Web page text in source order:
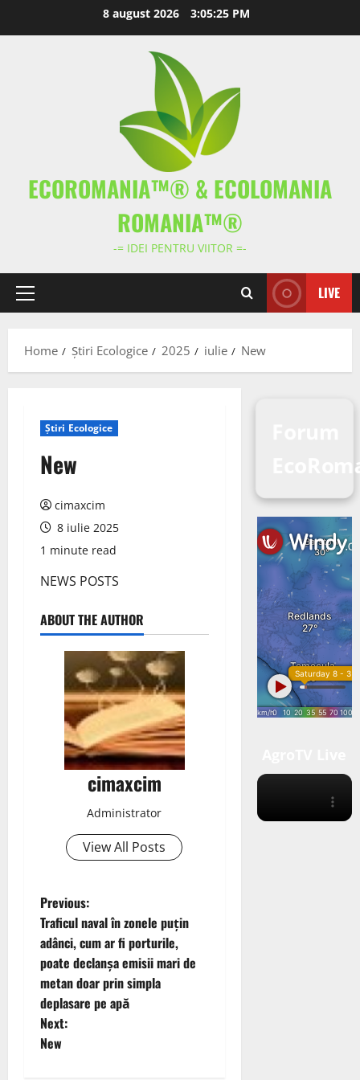
8 august 2026 3:05:26 PM
ECOROMANIA™® & ECOLOMANIA
ROMANIA™®
-= IDEI PENTRU VIITOR =-
Primary
LIVE
Home Știri Ecologice 2025 iulie New
Știri Ecologice
New
cimaxcim
8 iulie 2025
1 minute read
NEWS POSTS
ABOUT THE AUTHOR
cimaxcim
Administrator
View All Posts
P
o
s
t
n
Previous:
Traficul naval în zonele puțin
adânci, cum ar fi porturile,
poate declanșa emisii mari de
metan doar prin simpla
deplasare pe apă
Next:
New